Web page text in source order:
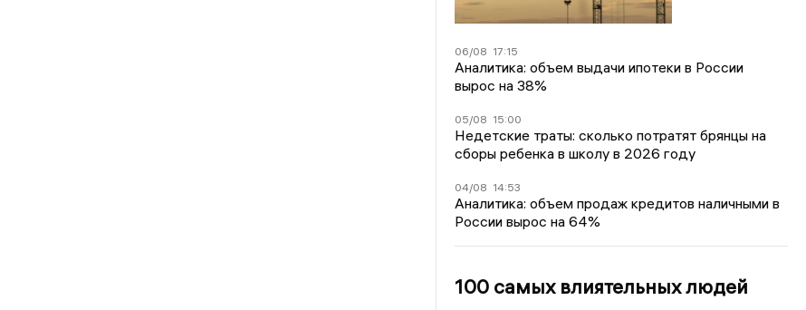
06/08 17:15
Аналитика: объем выдачи ипотеки в России
вырос на 38%
05/08 15:00
Недетские траты: сколько потратят брянцы на
сборы ребенка в школу в 2026 году
04/08 14:53
Аналитика: объем продаж кредитов наличными в
России вырос на 64%
100 самых влиятельных людей